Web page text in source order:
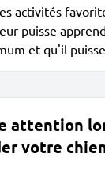
activités
puisse
et qu'il
attention
votre